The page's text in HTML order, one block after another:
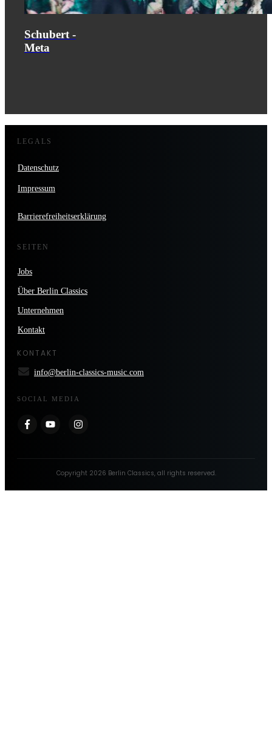
Schubert -
Meta
LEGALS
Datenschutz
Impressum
Barrierefreiheitserklärung
SEITEN
Jobs
Über Berlin Classics
Unternehmen
Kontakt
KONTAKT
info@berlin-classics-music.com
SOCIAL MEDIA
Copyright 2026 Berlin Classics, all rights reserved.